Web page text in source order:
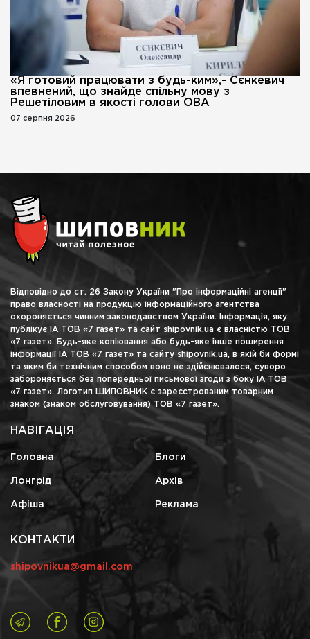
«Я готовий працювати з будь-ким»,- Сєнкевич
впевнений, що знайде спільну мову з
Решетіловим в якості голови ОВА
07 серпня 2026
Відповідно до ст. 26 Закону України "Про інформаційні агенції"
право власності на продукцію інформаційного агентства
охороняється чинним законодавством України. Інформація, яку
публікує ІА ТОВ «7 газет» та сайт shipovnik.ua є власністю ТОВ
«7 газет». Будь-яке копіювання або будь-яке інше поширення
інформації ІА ТОВ «7 газет» та сайту shipovnik.ua, в якій би формі
та яким би технічним способом воно не здійснювалося, суворо
забороняється без попередньої письмової згоди з боку ІА ТОВ
«7 газет». Логотип ШИПОВНИК є зареєстрованим товарним
знаком (знаком обслуговування) ТОВ «7 газет».
НАВІГАЦІЯ
Головна Блоги
Лонгрід Архів
Афіша Реклама
КОНТАКТИ
shipovnikua@gmail.com